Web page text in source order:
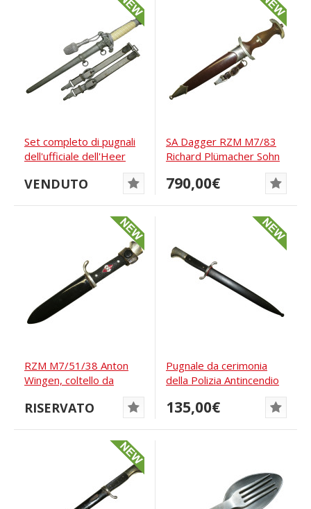
Set completo di pugnali
dell'ufficiale dell'Heer
VENDUTO
SA Dagger RZM M7/83
Richard Plümacher Sohn
790,00€
RZM M7/51/38 Anton
Wingen, coltello da
RISERVATO
Pugnale da cerimonia
della Polizia Antincendio
135,00€